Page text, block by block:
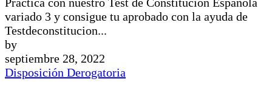
variado 3 y consigue tu aprobado con la ayuda de
Testdeconstitucion...
by
septiembre 28, 2022
Disposición Derogatoria